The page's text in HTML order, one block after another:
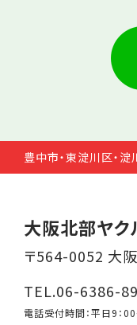
豊中市・東淀川区・淀
大阪北部ヤ
〒564-0052 大
TEL.06-6386-
電話受付時間：平日9：